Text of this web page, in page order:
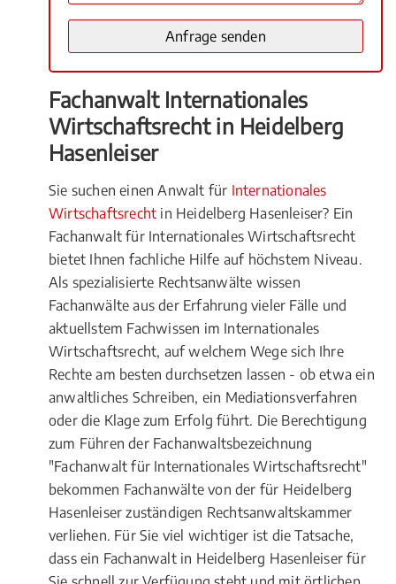
Fachanwalt Internationales
Wirtschaftsrecht in Heidelberg
Hasenleiser
Sie suchen einen Anwalt für Internationales
Wirtschaftsrecht in Heidelberg Hasenleiser? Ein
Fachanwalt für Internationales Wirtschaftsrecht
bietet Ihnen fachliche Hilfe auf höchstem Niveau.
Als spezialisierte Rechtsanwälte wissen
Fachanwälte aus der Erfahrung vieler Fälle und
aktuellstem Fachwissen im Internationales
Wirtschaftsrecht, auf welchem Wege sich Ihre
Rechte am besten durchsetzen lassen - ob etwa ein
anwaltliches Schreiben, ein Mediationsverfahren
oder die Klage zum Erfolg führt. Die Berechtigung
zum Führen der Fachanwaltsbezeichnung
"Fachanwalt für Internationales Wirtschaftsrecht"
bekommen Fachanwälte von der für Heidelberg
Hasenleiser zuständigen Rechtsanwaltskammer
verliehen. Für Sie viel wichtiger ist die Tatsache,
dass ein Fachanwalt in Heidelberg Hasenleiser für